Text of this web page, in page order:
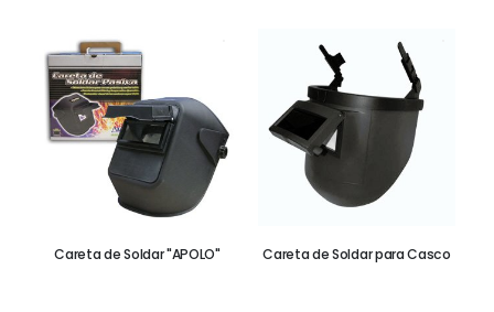
Careta de Soldar "APOLO" Careta de Soldar para Casco
GUANTE ANTI IMPACTO TPR
Guante de Caucho Natural